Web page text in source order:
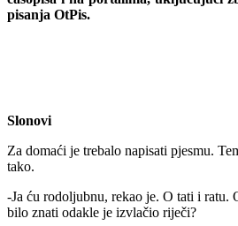
pisanja OtPis.
Slonovi
Za domaći je trebalo napisati pjesmu.
tako.
-Ja ću rodoljubnu, rekao je. O tati i ratu.
bilo znati odakle je izvlačio riječi?